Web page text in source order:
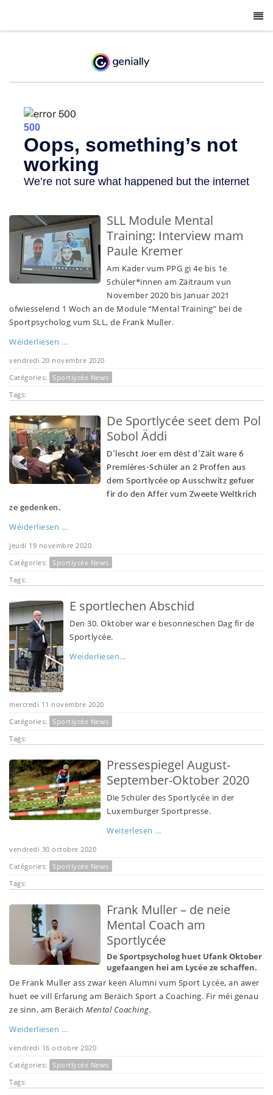
SLL Module Mental
Training: Interview mam
Paule Kremer
Am Kader vum PPG gi 4e bis 1e
Schüler*innen am Zäitraum vun
November 2020 bis Januar 2021
ofwiesselend 1 Woch an de Module “Mental Training” bei de
Sportpsycholog vum SLL, de Frank Muller.
Wéiderliesen ...
vendredi 20 novembre 2020
Catégories:
Sportlycée News
Tags:
De Sportlycée seet dem Pol
Sobol Äddi
D’lescht Joer em dëst d’Zäit ware 6
Premières-Schüler an 2 Proffen aus
dem Sportlycée op Ausschwitz gefuer
fir do den Affer vum Zweete Weltkrich
ze gedenken.
Wéiderliesen ...
jeudi 19 novembre 2020
Catégories:
Sportlycée News
Tags:
E sportlechen Abschid
Den 30. Oktober war e besonneschen Dag fir de
Sportlycée.
Weiderliesen...
mercredi 11 novembre 2020
Catégories:
Sportlycée News
Tags:
Pressespiegel August-
September-Oktober 2020
Die Schüler des Sportlycée in der
Luxemburger Sportpresse.
Weiterlesen ...
vendredi 30 octobre 2020
Catégories:
Sportlycée News
Tags:
Frank Muller – de neie
Mental Coach am
Sportlycée
De Sportpsycholog huet Ufank Oktober
ugefaangen hei am Lycée ze schaffen.
De Frank Muller ass zwar keen Alumni vum Sport Lycée, an awer
huet ee vill Erfarung am Beräich Sport a Coaching. Fir méi genau
ze sinn, am Beräich Mental Coaching.
Weiderliesen ...
vendredi 16 octobre 2020
Catégories:
Sportlycée News
Tags: